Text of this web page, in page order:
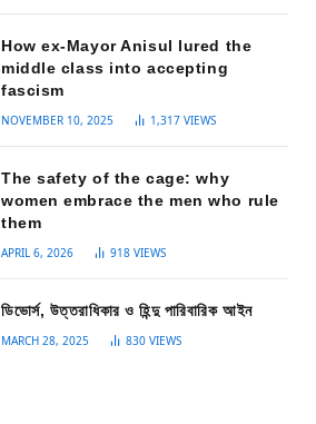
How ex-Mayor Anisul lured the
middle class into accepting
fascism
NOVEMBER 10, 2025 1,317 VIEWS
The safety of the cage: why
women embrace the men who rule
them
APRIL 6, 2026 918 VIEWS
ডিভোর্স, উত্তরাধিকার ও হিন্দু পারিবারিক আইন
MARCH 28, 2025 830 VIEWS